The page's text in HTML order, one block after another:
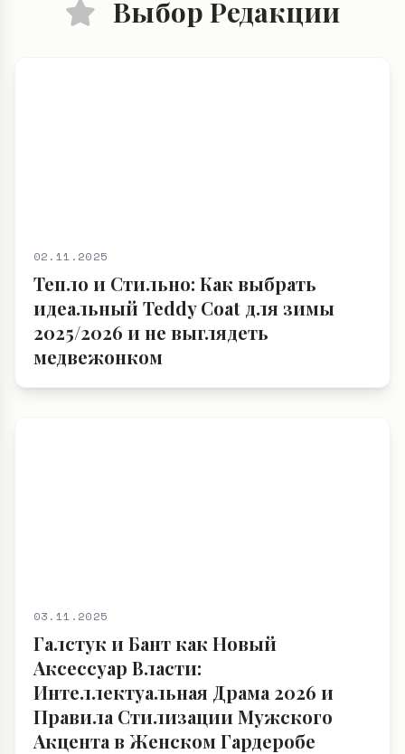
Выбор Редакции
02.11.2025
Тепло и Стильно: Как выбрать
идеальный Teddy Coat для зимы
2025/2026 и не выглядеть
медвежонком
03.11.2025
Галстук и Бант как Новый
Аксессуар Власти:
Интеллектуальная Драма 2026 и
Правила Стилизации Мужского
Акцента в Женском Гардеробе